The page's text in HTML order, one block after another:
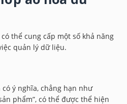
thể cung cấp một số khả năng
quản lý dữ liệu.
ý nghĩa, chẳng hạn như
phẩm”, có thể được thể hiện